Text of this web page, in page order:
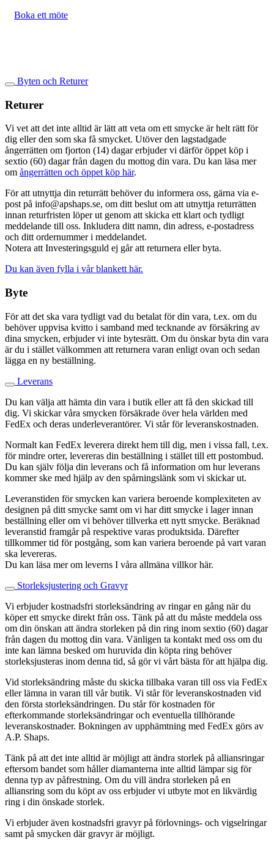
Boka ett möte
Byten och Returer
Returer
Vi vet att det inte alltid är lätt att veta om ett smycke är helt rätt för
dig eller den som ska få smycket. Utöver den lagstadgade
ångerrätten om fjorton (14) dagar erbjuder vi därför öppet köp i
sextio (60) dagar från dagen du mottog din vara. Du kan läsa mer
om ångerrätten och öppet köp här.
För att utnyttja din returrätt behöver du informera oss, gärna via e-
post på info@apshaps.se, om ditt beslut om att utnyttja returrätten
innan returfristen löper ut genom att skicka ett klart och tydligt
meddelande till oss. Inkludera ditt namn, din adress, e-postadress
och ditt ordernummer i meddelandet.
Notera att Investeringsguld ej går att returnera eller byta.
Du kan även fylla i vår blankett här.
Byte
För att det ska vara tydligt vad du betalat för din vara, t.ex. om du
behöver uppvisa kvitto i samband med tecknande av försäkring av
dina smycken, erbjuder vi inte bytesrätt. Om du önskar byta din vara
är du i stället välkommen att returnera varan enligt ovan och sedan
lägga en ny beställning.
Leverans
Du kan välja att hämta din vara i butik eller att få den skickad till
dig. Vi skickar våra smycken försäkrade över hela världen med
FedEx och deras underleverantörer. Vi står för leveranskostnaden.
Normalt kan FedEx leverera direkt hem till dig, men i vissa fall, t.ex.
för mindre orter, levereras din beställning i stället till ett postombud.
Du kan själv följa din leverans och få information om hur leverans
kommer ske med hjälp av den spårningslänk som vi skickar ut.
Leveranstiden för smycken kan variera beroende komplexiteten av
designen på ditt smycke samt om vi har ditt smycke i lager innan
beställning eller om vi behöver tillverka ett nytt smycke. Beräknad
leveranstid framgår på respektive varas produktsida. Därefter
tillkommer tid för postgång, som kan variera beroende på vart varan
ska levereras.
Du kan läsa mer om leverns I våra allmäna villkor här.
Storleksjustering och Gravyr
Vi erbjuder kostnadsfri storleksändring av ringar en gång när du
köper ett smycke direkt från oss. Tänk på att du måste meddela oss
om din önskan att ändra storleken på din ring inom sextio (60) dagar
från dagen du mottog din vara. Vänligen ta kontakt med oss om du
inte kan lämna besked om huruvida din köpta ring behöver
storleksjusteras inom denna tid, så gör vi vårt bästa för att hjälpa dig.
Vid storleksändring måste du skicka tillbaka varan till oss via FedEx
eller lämna in varan till vår butik. Vi står för leveranskostnaden vid
den första storleksändringen. Du står för kostnaden för
efterkommande storleksändringar och eventuella tillhörande
leveranskostnader. Bokningen av upphämtning med FedEx görs av
A.P. Shaps.
Tänk på att det inte alltid är möjligt att ändra storlek på alliansringar
eftersom bandet som håller diamanterna inte alltid lämpar sig för
denna typ av påfrestning. Om du vill ändra storleken på en
alliansring som du köpt av oss erbjuder vi utbyte mot en likvärdig
ring i din önskade storlek.
Vi erbjuder även kostnadsfri gravyr på förlovnings- och vigselringar
samt på smycken där gravyr är möjligt.